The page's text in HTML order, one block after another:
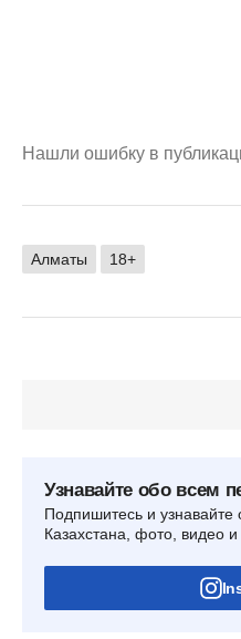
Нашли ошибку в
Алматы 18+
Узнавайте обо всем
Подпишитесь и узнавайте
Казахстана, фото, видео и